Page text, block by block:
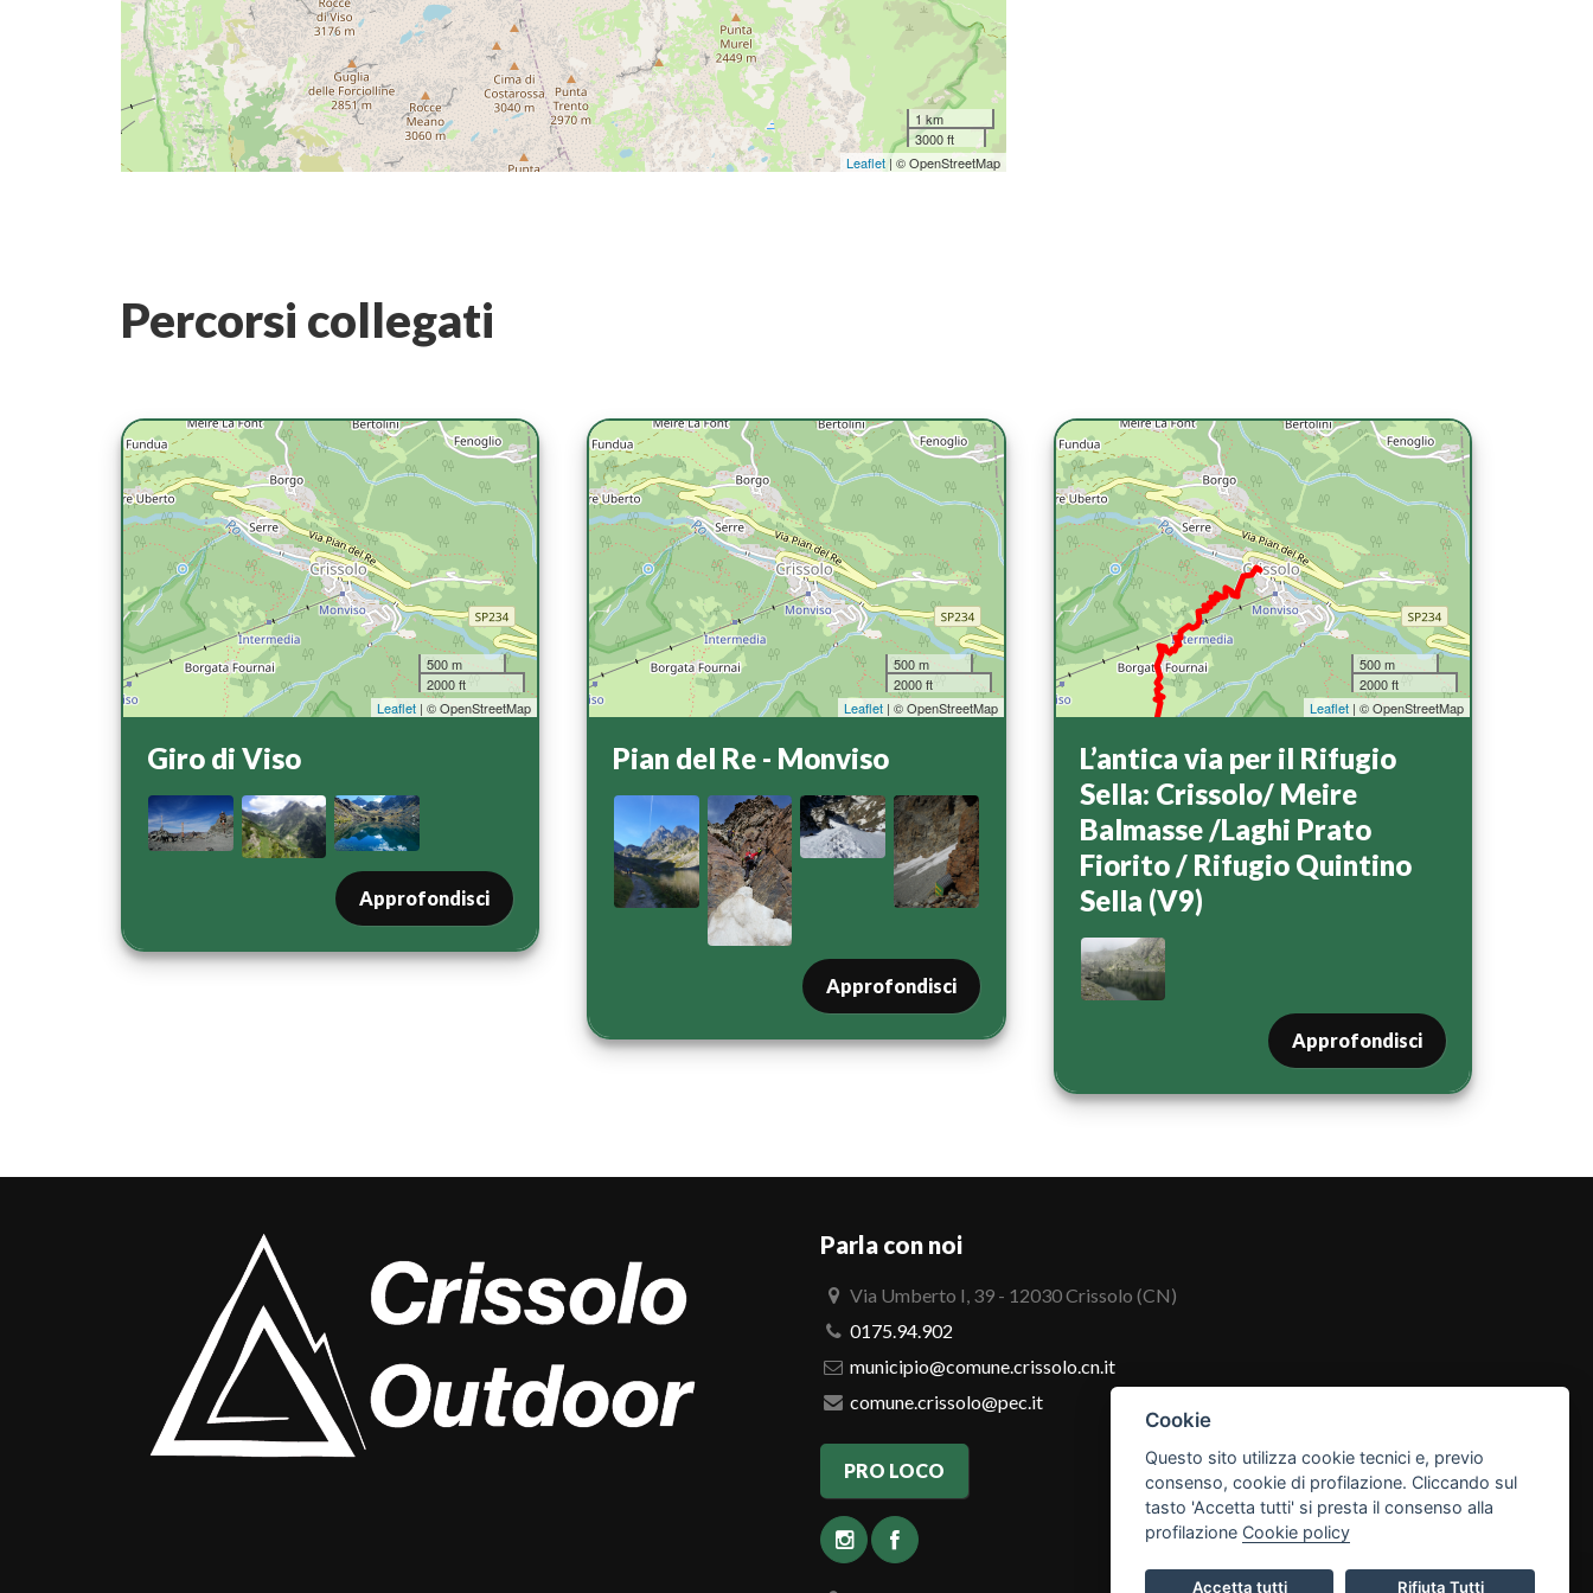
1 km
3000 ft
Leaflet| © OpenStreetMap
Percorsi collegati
500 m
2000 ft
Leaflet | © OpenStreetMap
Giro di Viso
Approfondisci
500 m
2000 ft
Leaflet| © OpenStreetMap
Pian del Re - Monviso
Approfondisci
500 m
2000 ft
Leaflet| © OpenStreetMap
L’antica via per il Rifugio
Sella: Crissolo/ Meire
Balmasse /Laghi Prato
Fiorito / Rifugio Quintino
Sella (V9)
Approfondisci
Parla con noi
Via Umberto I, 39 - 12030 Crissolo (CN)
0175.94.902
municipio@comune.crissolo.cn.it
comune.crissolo@pec.it
PRO LOCO
Cookie
Questo sito utilizza cookie tecnici e, previo
consenso, cookie di profilazione. Cliccando sul
tasto 'Accetta tutti' si presta il consenso alla
profilazione Cookie policy
Accetta tutti Rifiuta Tutti